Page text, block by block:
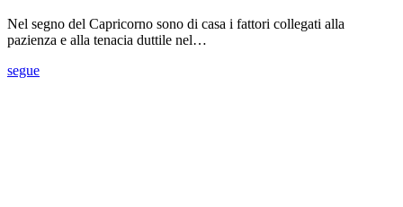
Nel segno del Capricorno sono di casa i fattori collegati alla
pazienza e alla tenacia duttile nel…
segue